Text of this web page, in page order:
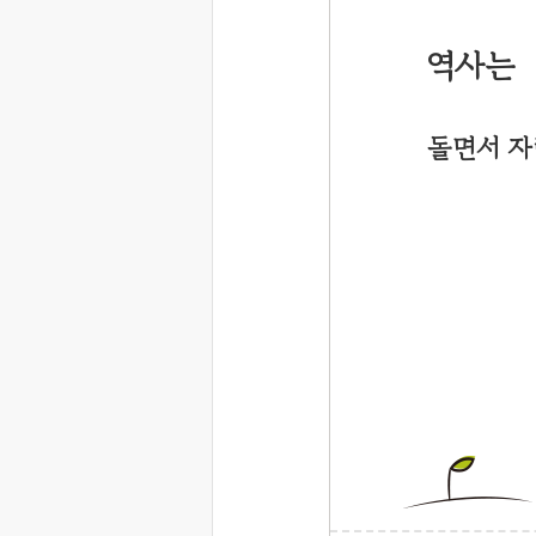
역사는
돌면서